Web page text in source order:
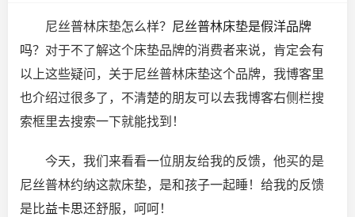
尼丝普林床垫怎么样？ 尼丝普林床垫是假洋品牌
吗？对于不了解这个床垫品牌的消费者来说，肯定会有
以上这些疑问，关于尼丝普林床垫这个品牌，我博客里
也介绍过很多了，不清楚的朋友可以去我博客右侧栏搜
索框里去搜索一下就能找到！
今天，我们来看看一位朋友给我的反馈，他买的是
尼丝普林约纳这款床垫，是和孩子一起睡！给我的反馈
是比益卡思还舒服，呵呵！